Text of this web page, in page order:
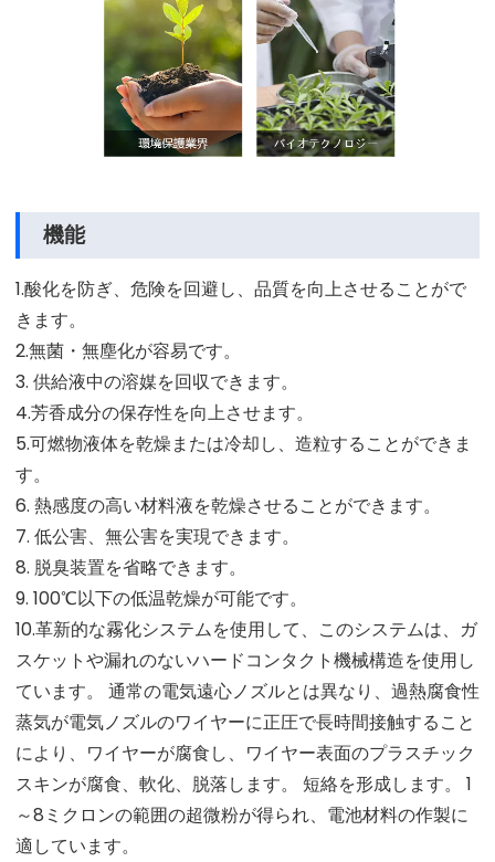
機能
1.酸化を防ぎ、危険を回避し、品質を向上させることがで
きます。
2.無菌・無塵化が容易です。
3. 供給液中の溶媒を回収できます。
4.芳香成分の保存性を向上させます。
5.可燃物液体を乾燥または冷却し、造粒することができま
す。
6. 熱感度の高い材料液を乾燥させることができます。
7. 低公害、無公害を実現できます。
8. 脱臭装置を省略できます。
9. 100℃以下の低温乾燥が可能です。
10.革新的な霧化システムを使用して、このシステムは、ガ
スケットや漏れのないハードコンタクト機械構造を使用し
ています。 通常の電気遠心ノズルとは異なり、過熱腐食性
蒸気が電気ノズルのワイヤーに正圧で長時間接触すること
により、ワイヤーが腐食し、ワイヤー表面のプラスチック
スキンが腐食、軟化、脱落します。 短絡を形成します。 1
～8ミクロンの範囲の超微粉が得られ、電池材料の作製に
適しています。